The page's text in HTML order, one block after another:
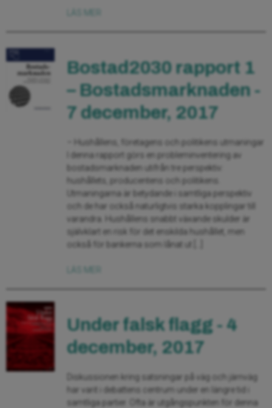
Bostad2030 rapport 1
– Bostadsmarknaden -
7 december, 2017
– Hushållens, företagens och politikens utmaningar
I denna rapport görs en probleminventering av
bostadsmarknaden utifrån tre perspektiv:
hushållets, producentens och politikens.
Utmaningarna är betydande i samtliga perspektiv
och de har också naturligtvis starka kopplingar till
varandra. Hushållens snabbt växande skulder är
självklart en risk för det enskilda hushållet, men
också för bankerna som lånat ut […]
Under falsk flagg - 4
december, 2017
Diskussionen kring satsningar på väg och järnväg
har varit i debattens centrum under en längre tid i
samtliga partier. Ofta är utgångspunkten för denna